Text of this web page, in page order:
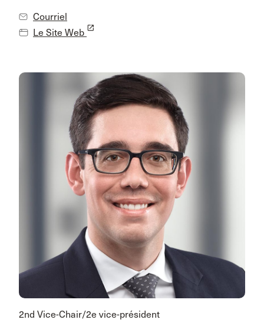
Courriel
Le Site Web launch
2nd Vice-Chair/2e vice-président